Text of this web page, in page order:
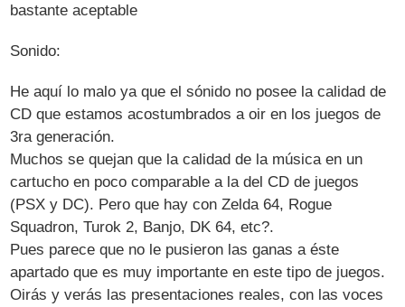
bastante aceptable
Sonido:
He aquí lo malo ya que el sónido no posee la calidad de
CD que estamos acostumbrados a oir en los juegos de
3ra generación.
Muchos se quejan que la calidad de la música en un
cartucho en poco comparable a la del CD de juegos
(PSX y DC). Pero que hay con Zelda 64, Rogue
Squadron, Turok 2, Banjo, DK 64, etc?.
Pues parece que no le pusieron las ganas a éste
apartado que es muy importante en este tipo de juegos.
Oirás y verás las presentaciones reales, con las voces